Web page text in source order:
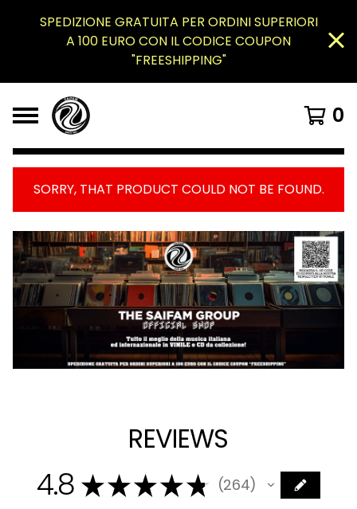
SPEDIZIONE GRATUITA PER ORDINI SUPERIORI
A 100 EURO CON IL CODICE COUPON
"FREESHIPPING"
0
SORRY, THAT PRODUCT COULD NOT BE FOUND.
REVIEWS
4.8 ★★★★★ 264
264